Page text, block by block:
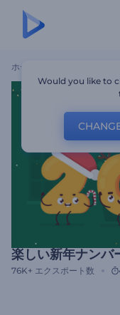
ホーム
楽しい新年ナンバ
76K+ エクスポート数
Would you like to